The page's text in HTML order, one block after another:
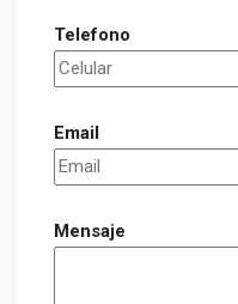
Telefono
Email
Mensaje